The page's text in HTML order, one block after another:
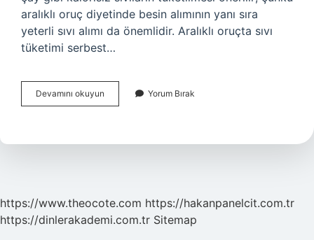
aralıklı oruç diyetinde besin alımının yanı sıra
yeterli sıvı alımı da önemlidir. Aralıklı oruçta sıvı
tüketimi serbest…
Devamını okuyun
Suyu
Bozar
Yorum Bırak
https://www.theocote.com https://hakanpanelcit.com.tr
https://dinlerakademi.com.tr Sitemap